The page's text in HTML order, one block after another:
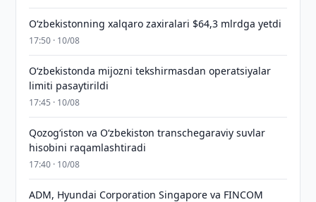
O‘zbekistonning xalqaro zaxiralari $64,3 mlrdga yetdi
17:50 · 10/08
O‘zbekistonda mijozni tekshirmasdan operatsiyalar
limiti pasaytirildi
17:45 · 10/08
Qozog‘iston va O‘zbekiston transchegaraviy suvlar
hisobini raqamlashtiradi
17:40 · 10/08
ADM, Hyundai Corporation Singapore va FINCOM